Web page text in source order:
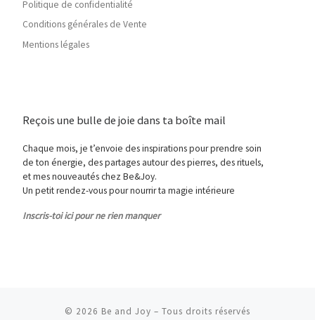
Politique de confidentialité
Conditions générales de Vente
Mentions légales
Reçois une bulle de joie dans ta boîte mail
Chaque mois, je t’envoie des inspirations pour prendre soin
de ton énergie, des partages autour des pierres, des rituels,
et mes nouveautés chez Be&Joy.
Un petit rendez-vous pour nourrir ta magie intérieure
Inscris-toi ici pour ne rien manquer
© 2026 Be and Joy – Tous droits réservés